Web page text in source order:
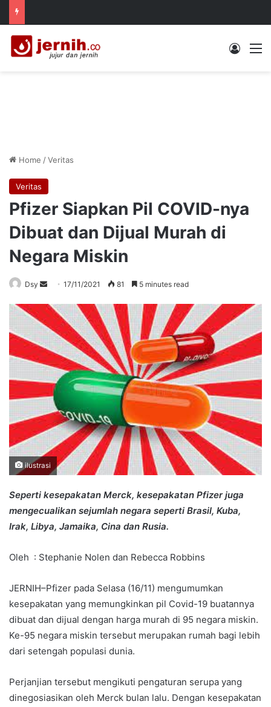
Log In
Home /Veritas
Veritas
Pfizer Siapkan Pil COVID-nya
Dibuat dan Dijual Murah di
Negara Miskin
Dsy
Send
email
17/11/2021 81 5 minutes read
ilustrasi
Seperti kesepakatan Merck, kesepakatan Pfizer juga
mengecualikan sejumlah negara seperti Brasil, Kuba,
Irak, Libya, Jamaika, Cina dan Rusia.
Oleh : Stephanie Nolen dan Rebecca Robbins
JERNIH–Pfizer pada Selasa (16/11) mengumumkan
kesepakatan yang memungkinkan pil Covid-19 buatannya
dibuat dan dijual dengan harga murah di 95 negara miskin.
Ke-95 negara miskin tersebut merupakan rumah bagi lebih
dari setengah populasi dunia.
Perjanjian tersebut mengikuti pengaturan serupa yang
dinegosiasikan oleh Merck bulan lalu. Dengan kesepakatan